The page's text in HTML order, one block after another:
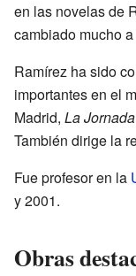
en las novelas de
cambiado mucho
Ramírez ha sido
importantes en el
Madrid, La Jornada
También dirige la
Fue profesor en la
y 2001.
Obras